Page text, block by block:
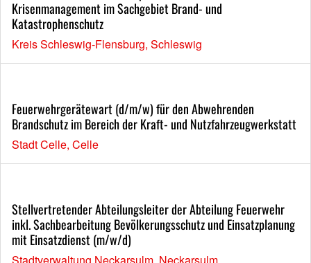
Krisenmanagement im Sachgebiet Brand- und
Katastrophenschutz
Kreis Schleswig-Flensburg, Schleswig
Feuerwehrgerätewart (d/m/w) für den Abwehrenden
Brandschutz im Bereich der Kraft- und Nutzfahrzeugwerkstatt
Stadt Celle, Celle
Stellvertretender Abteilungsleiter der Abteilung Feuerwehr
inkl. Sachbearbeitung Bevölkerungsschutz und Einsatzplanung
mit Einsatzdienst (m/w/d)
Stadtverwaltung Neckarsulm, Neckarsulm